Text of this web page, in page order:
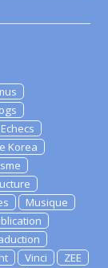
Echecs
Korea
Musique
Vinci
ZEE